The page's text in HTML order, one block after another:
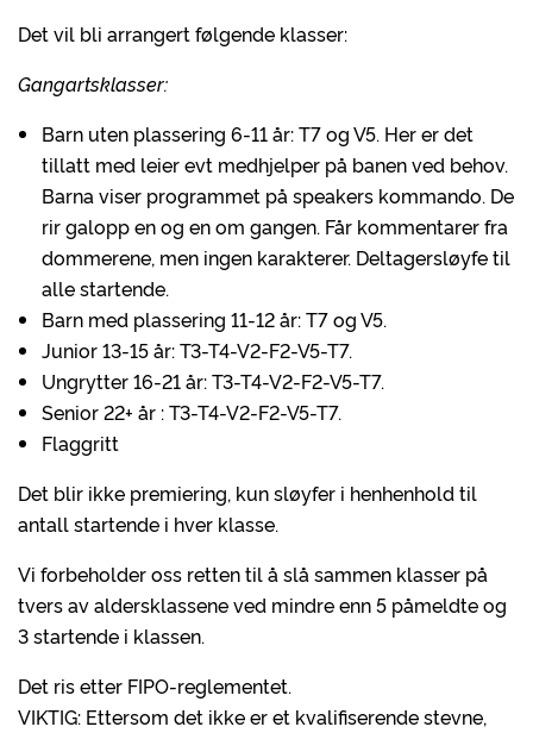
Det vil bli arrangert følgende klasser:
Gangartsklasser:
Barn uten plassering 6-11 år: T7 og V5. Her er det
tillatt med leier evt medhjelper på banen ved behov.
Barna viser programmet på speakers kommando. De
rir galopp en og en om gangen. Får kommentarer fra
dommerene, men ingen karakterer. Deltagersløyfe til
alle startende.
Barn med plassering 11-12 år: T7 og V5.
Junior 13-15 år: T3-T4-V2-F2-V5-T7.
Ungrytter 16-21 år: T3-T4-V2-F2-V5-T7.
Senior 22+ år : T3-T4-V2-F2-V5-T7.
Flaggritt
Det blir ikke premiering, kun sløyfer i henhenhold til
antall startende i hver klasse.
Vi forbeholder oss retten til å slå sammen klasser på
tvers av aldersklassene ved mindre enn 5 påmeldte og
3 startende i klassen.
Det ris etter FIPO-reglementet.
VIKTIG: Ettersom det ikke er et kvalifiserende stevne,